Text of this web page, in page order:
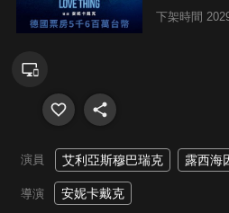
下架時間
演員 艾利亞斯穆巴瑞克 露西海
導演 安妮卡戴克